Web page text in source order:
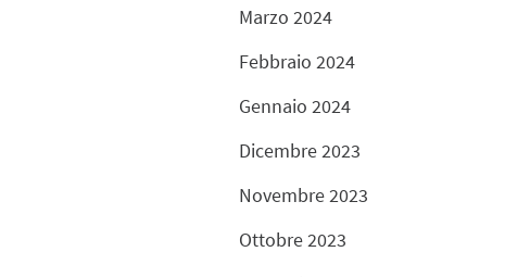
Marzo 2024
Febbraio 2024
Gennaio 2024
Dicembre 2023
Novembre 2023
Ottobre 2023